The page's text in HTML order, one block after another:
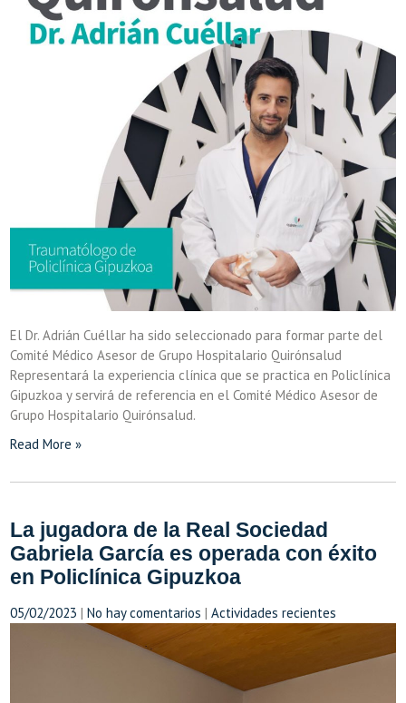
El Dr. Adrián Cuéllar ha sido seleccionado para formar parte del
Comité Médico Asesor de Grupo Hospitalario Quirónsalud
Representará la experiencia clínica que se practica en Policlínica
Gipuzkoa y servirá de referencia en el Comité Médico Asesor de
Grupo Hospitalario Quirónsalud.
Read More »
La jugadora de la Real Sociedad
Gabriela García es operada con éxito
en Policlínica Gipuzkoa
05/02/2023 |No hay comentarios |Actividades recientes